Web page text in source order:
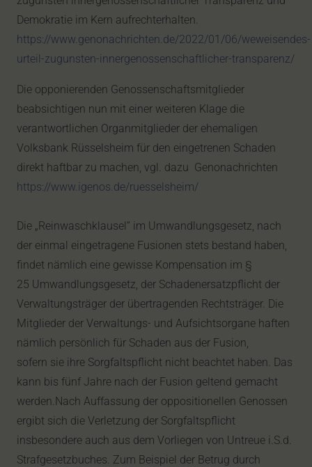
Demokratie im Kern aufrechterhalten.
https://www.genonachrichten.de/2022/01/06/weweisendes-
urteil-zugunsten-innergenossenschaftlicher-transparenz/
Die opponierenden Genossenschaftsmitglieder
beabsichtigen nun mit einer weiteren Klage die
verantwortlichen Organmitglieder der ehemaligen
Volksbank Rüsselsheim für den eingetrenen Schaden
direkt haftbar zu machen, vgl. dazu Genonachrichten
https://www.igenos.de/ruesselsheim/
Die „Reinwaschklausel“ im Umwandlungsgesetz, nach
der einmal eingetragene Fusionen stets bestand haben,
findet nämlich eine gewisse Kompensation im §
25 Umwandlungsgesetz, der Schadenersatzpflicht der
Verwaltungsträger der übertragenden Rechtsträger. Die
Mitglieder der Verwaltungs- und Aufsichtsorgane haften
nämlich persönlich für Schaden aus der Fusion,
sofern sie ihre Sorgfaltspflicht nicht beachtet haben. Das
kann bis fünf Jahre nach der Fusion geltend gemacht
werden.Nach Auffassung der oppositionellen Genossen
ergibt sich die Verletzung der Sorgfaltspflicht
insbesondere auch aus dem Vorliegen von Untreue i.S.d.
Strafgesetzbuches. Zum Beispiel der Betrug durch